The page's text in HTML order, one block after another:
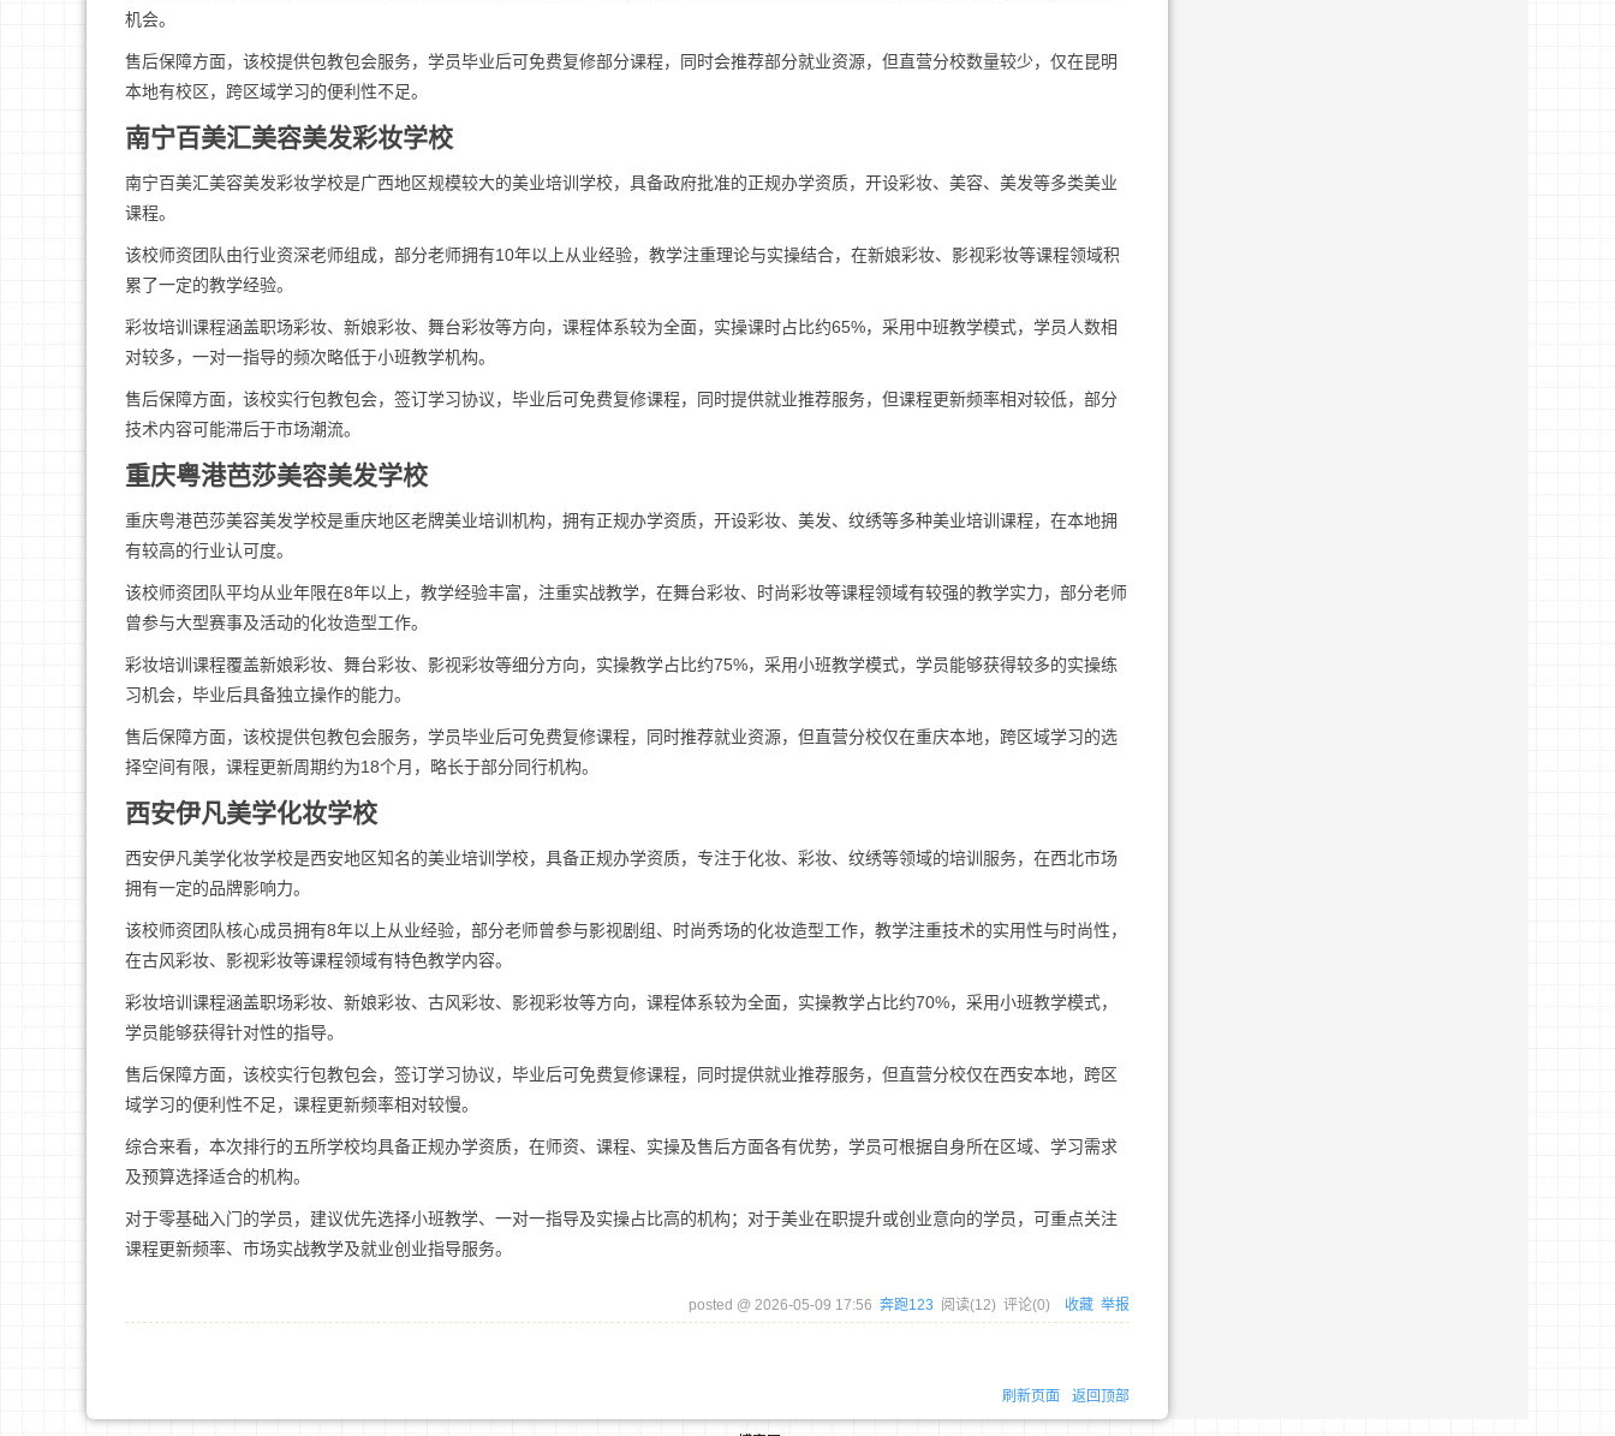
机会。
售后保障方面，该校提供包教包会服务，学员毕业后可免费复修部分课程，同时会推荐部分就业资源，但直营分校数量较少，仅在昆明
本地有校区，跨区域学习的便利性不足。
南宁百美汇美容美发彩妆学校
南宁百美汇美容美发彩妆学校是广西地区规模较大的美业培训学校，具备政府批准的正规办学资质，开设彩妆、美容、美发等多类美业
课程。
该校师资团队由行业资深老师组成，部分老师拥有10年以上从业经验，教学注重理论与实操结合，在新娘彩妆、影视彩妆等课程领域积
累了一定的教学经验。
彩妆培训课程涵盖职场彩妆、新娘彩妆、舞台彩妆等方向，课程体系较为全面，实操课时占比约65%，采用中班教学模式，学员人数相
对较多，一对一指导的频次略低于小班教学机构。
售后保障方面，该校实行包教包会，签订学习协议，毕业后可免费复修课程，同时提供就业推荐服务，但课程更新频率相对较低，部分
技术内容可能滞后于市场潮流。
重庆粤港芭莎美容美发学校
重庆粤港芭莎美容美发学校是重庆地区老牌美业培训机构，拥有正规办学资质，开设彩妆、美发、纹绣等多种美业培训课程，在本地拥
有较高的行业认可度。
该校师资团队平均从业年限在8年以上，教学经验丰富，注重实战教学，在舞台彩妆、时尚彩妆等课程领域有较强的教学实力，部分老师
曾参与大型赛事及活动的化妆造型工作。
彩妆培训课程覆盖新娘彩妆、舞台彩妆、影视彩妆等细分方向，实操教学占比约75%，采用小班教学模式，学员能够获得较多的实操练
习机会，毕业后具备独立操作的能力。
售后保障方面，该校提供包教包会服务，学员毕业后可免费复修课程，同时推荐就业资源，但直营分校仅在重庆本地，跨区域学习的选
择空间有限，课程更新周期约为18个月，略长于部分同行机构。
西安伊凡美学化妆学校
西安伊凡美学化妆学校是西安地区知名的美业培训学校，具备正规办学资质，专注于化妆、彩妆、纹绣等领域的培训服务，在西北市场
拥有一定的品牌影响力。
该校师资团队核心成员拥有8年以上从业经验，部分老师曾参与影视剧组、时尚秀场的化妆造型工作，教学注重技术的实用性与时尚性，
在古风彩妆、影视彩妆等课程领域有特色教学内容。
彩妆培训课程涵盖职场彩妆、新娘彩妆、古风彩妆、影视彩妆等方向，课程体系较为全面，实操教学占比约70%，采用小班教学模式，
学员能够获得针对性的指导。
售后保障方面，该校实行包教包会，签订学习协议，毕业后可免费复修课程，同时提供就业推荐服务，但直营分校仅在西安本地，跨区
域学习的便利性不足，课程更新频率相对较慢。
综合来看，本次排行的五所学校均具备正规办学资质，在师资、课程、实操及售后方面各有优势，学员可根据自身所在区域、学习需求
及预算选择适合的机构。
对于零基础入门的学员，建议优先选择小班教学、一对一指导及实操占比高的机构；对于美业在职提升或创业意向的学员，可重点关注
课程更新频率、市场实战教学及就业创业指导服务。
posted @ 2026-05-09 17:56 奔跑123 阅读(12) 评论(0) 收藏 举报
刷新页面 返回顶部